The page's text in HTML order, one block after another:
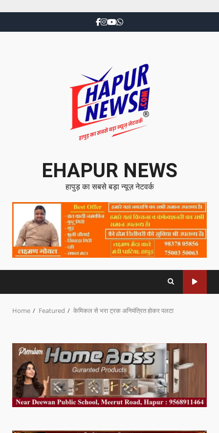
EHAPUR NEWS
हापुड़ का सबसे बड़ा न्यूज़ नेटवर्क
Home Featured केमिकल से भरा ट्रक अनियंत्रित होकर पलटा